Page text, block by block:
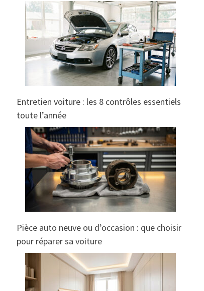
Entretien voiture : les 8 contrôles essentiels
toute l’année
Pièce auto neuve ou d’occasion : que choisir
pour réparer sa voiture